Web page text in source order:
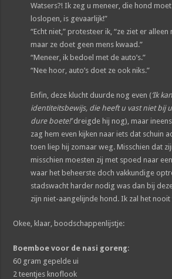
Watsers?! Ik zeg u meneer, die hond
loslopen, is gevaarlijk!”
“Echt niet,” protesteer ik, “ze ziet er alleen
maar ze doet geen mens kwaad.”
“Meneer, ik bedoel met de auto’s.”
“Nee hoor, auto’s doet ze ook niks.”
Enfin, deze klucht duurde nog even (‘Ik
identiteitsbewijs, die heeft u vast niet bij
dure boete!’dreigde hij nog), maar
zag hem even kijken naar iets dat schuin
toen liep hij zomaar weg. Misschien dat
misschien moesten zij met spoed naar
waar het beheerste doch vakkundige
stadswacht harder nodig was dan bij
zijn niet-aangelijnde hond. Ik zal het nooit
Okee, klaar, boodschappenlijstje:
Boemboe voor de nasi goreng:
60 gram gepelde ui
2 teentjes knoflook